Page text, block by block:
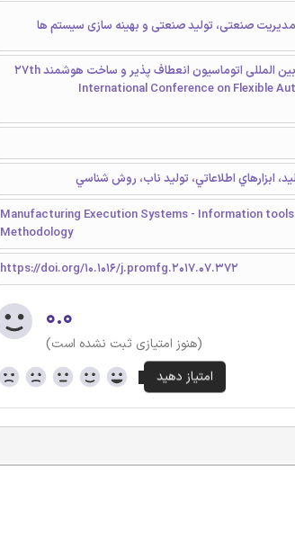
صنعتی، تولید صنعتی و بهینه سازی سیستم ها
بیست و هفتمین کنفرانس بین المللی اتوماسیون انعطاف پذیر و ساخت هوشمند 27th
International Conference on Flexible
ابزارهاي اطلاعاتي، توليد ناب، روش شناسي
Manufacturing Execution Systems - Information
Methodology
https://doi.org/10.1016/j.promfg.2017.07.372
۰.۰
(هنوز امتیازی ثبت نشده است)